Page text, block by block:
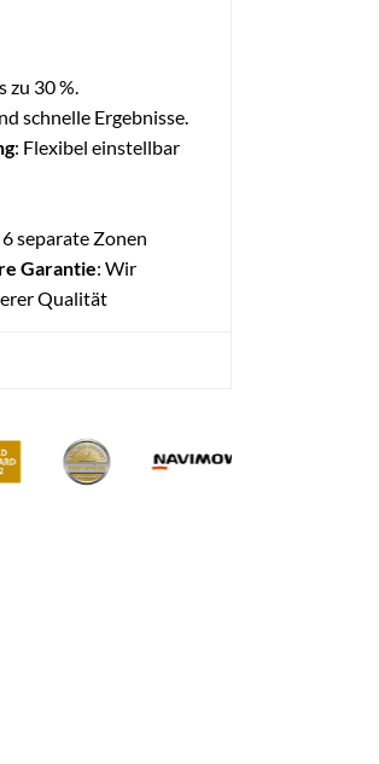
zu 30 %.
schnelle Ergebnisse.
: Flexibel einstellbar
6 separate Zonen
Garantie: Wir
Qualität